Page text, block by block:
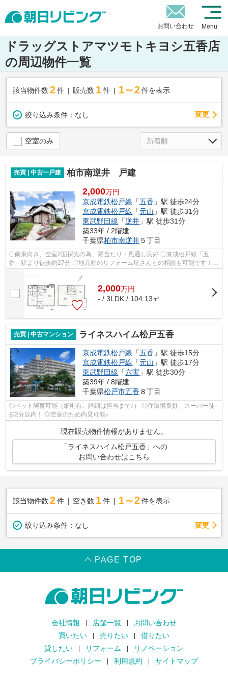
お問い合わせ Menu
ドラッグストアマツモトキヨシ五香店
の周辺物件一覧
該当物件数 2件 販売数 1 件 1～2 件を表示
絞り込み条件： なし 変更
空室のみ
売買 | 中古一戸建 柏市南逆井 戸建
2,000万円
京成電鉄松戸線 「五香 」駅 徒歩24分
京成電鉄松戸線 「元山 」駅 徒歩31分
東武野田線 「逆井 」駅 徒歩31分
築33年 / 2階建
千葉県柏市南逆井５丁目
〇南東向き、全室2面採光の為、陽当たり・風通し良好 〇京成松戸線「五
香」駅より徒歩約27分 〇地元柏のリフォーム屋さんとの相談も可能です！ご
内見も何時でも対応致します。
2,000万円
- / 3LDK / 104.13㎡
売買 | 中古マンション ライネスハイム松戸五香
京成電鉄松戸線 「五香 」駅 徒歩15分
京成電鉄松戸線 「元山 」駅 徒歩17分
東武野田線 「六実 」駅 徒歩30分
築39年 / 8階建
千葉県松戸市五香８丁目
◎ペット飼育可能（細則有。詳細は担当まで♪） ◎住環境良好。スーパー徒
歩2分以内！ ◎空室のため内見可能♪
現在販売物件情報がありません。
「ライネスハイム松戸五香」への
お問い合わせはこちら
該当物件数 2件 空き数 1 件 1～2 件を表示
絞り込み条件： なし 変更
PAGE TOP
会社情報 店舗一覧
お問い合わせ
買いたい
売りたい
借りたい
貸したい
リフォーム
リノベーション
プライバシーポリシー
利用規約 サイトマップ